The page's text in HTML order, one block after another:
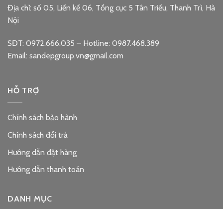
Địa chỉ: số 05, Liền kề 06, Tổng cục 5 Tân Triều, Thanh Trì, Hà
Nội
SĐT: 0972.666.035 – Hotline: 0987.468.389
Email: sandepgroup.vn@gmail.com
HỖ TRỢ
Chính sách bảo hành
Chính sách đổi trả
Hướng dẫn đặt hàng
Hướng dẫn thanh toán
DANH MỤC